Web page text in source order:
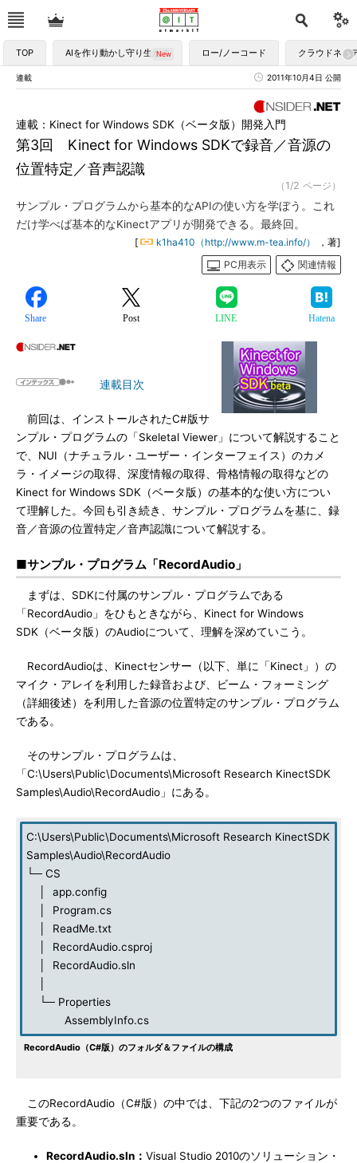
TOP AIを作り動かし守り生かす ロー/ノーコード クラウドネイ
連載 2011年10月4日 公開
第3回 Kinect for Windows SDKで録音／音源の
位置特定／音声認識
連載：Kinect for Windows SDK（ベータ版）開発入門
（1/2 ページ）
サンプル・プログラムから基本的なAPIの使い方を学ぼう。これ
だけ学べば基本的なKinectアプリが開発できる。最終回。
[ k1ha410（http://www.m-tea.info/）
，著]
PC用表示
関連情報
Share Post LINE Hatena
連載目次
前回は、インストールされたC#版サ
ンプル・プログラムの「Skeletal Viewer」について解説すること
で、NUI（ナチュラル・ユーザー・インターフェイス）のカメ
ラ・イメージの取得、深度情報の取得、骨格情報の取得などの
Kinect for Windows SDK（ベータ版）の基本的な使い方につい
て理解した。今回も引き続き、サンプル・プログラムを基に、録
音／音源の位置特定／音声認識について解説する。
■サンプル・プログラム「RecordAudio」
まずは、SDKに付属のサンプル・プログラムである
「RecordAudio」をひもときながら、Kinect for Windows
SDK（ベータ版）のAudioについて、理解を深めていこう。
RecordAudioは、Kinectセンサー（以下、単に「Kinect」）の
マイク・アレイを利用した録音および、ビーム・フォーミング
（詳細後述）を利用した音源の位置特定のサンプル・プログラム
である。
そのサンプル・プログラムは、
「C:\Users\Public\Documents\Microsoft Research KinectSDK
Samples\Audio\RecordAudio」にある。
C:\Users\Public\Documents\Microsoft Research KinectSDK
Samples\Audio\RecordAudio
└─ CS
│ app.config
│ Program.cs
│ ReadMe.txt
│ RecordAudio.csproj
│ RecordAudio.sln
└─ Properties
AssemblyInfo.cs
RecordAudio（C#版）のフォルダ＆ファイルの構成
このRecordAudio（C#版）の中では、下記の2つのファイルが
重要である。
RecordAudio.sln： Visual Studio 2010のソリューション・